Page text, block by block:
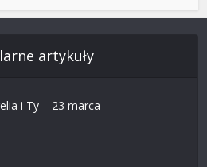
artykuły
i Ty – 23 marca